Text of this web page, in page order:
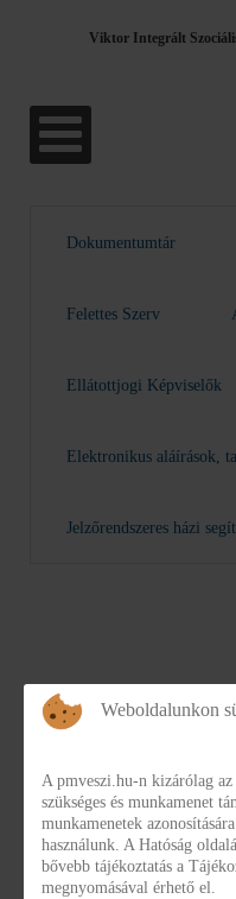
Viktor Integrált
Dokumentumtár
Felettes Szerv
Ellátottjogi Képviselők
Elektronikus aláírások,
Jelzőrendszeres házi
Intézményi
Intézményünk
Weboldalunkon
A pmveszi.hu-n kizárólag
szükséges és munkamenet
munkamenetek
használunk. A Hatóság
bővebb tájékoztatás a
megnyomásával érhető el.